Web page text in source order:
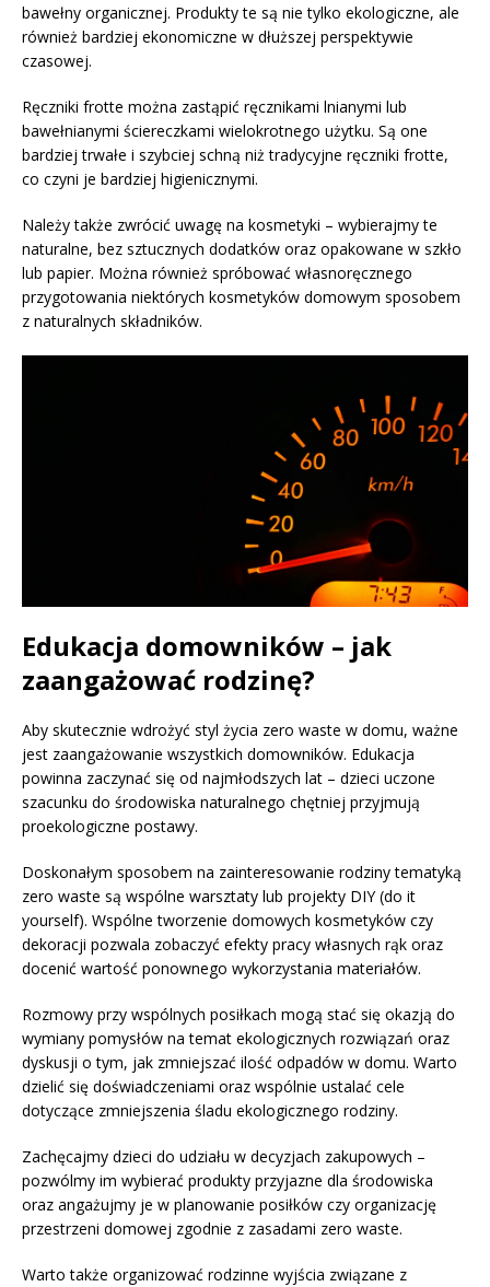
bawełny organicznej. Produkty te są nie tylko ekologiczne, ale
również bardziej ekonomiczne w dłuższej perspektywie
czasowej.
Ręczniki frotte można zastąpić ręcznikami lnianymi lub
bawełnianymi ściereczkami wielokrotnego użytku. Są one
bardziej trwałe i szybciej schną niż tradycyjne ręczniki frotte,
co czyni je bardziej higienicznymi.
Należy także zwrócić uwagę na kosmetyki – wybierajmy te
naturalne, bez sztucznych dodatków oraz opakowane w szkło
lub papier. Można również spróbować własnoręcznego
przygotowania niektórych kosmetyków domowym sposobem
z naturalnych składników.
Edukacja domowników – jak
zaangażować rodzinę?
Aby skutecznie wdrożyć styl życia zero waste w domu, ważne
jest zaangażowanie wszystkich domowników. Edukacja
powinna zaczynać się od najmłodszych lat – dzieci uczone
szacunku do środowiska naturalnego chętniej przyjmują
proekologiczne postawy.
Doskonałym sposobem na zainteresowanie rodziny tematyką
zero waste są wspólne warsztaty lub projekty DIY (do it
yourself). Wspólne tworzenie domowych kosmetyków czy
dekoracji pozwala zobaczyć efekty pracy własnych rąk oraz
docenić wartość ponownego wykorzystania materiałów.
Rozmowy przy wspólnych posiłkach mogą stać się okazją do
wymiany pomysłów na temat ekologicznych rozwiązań oraz
dyskusji o tym, jak zmniejszać ilość odpadów w domu. Warto
dzielić się doświadczeniami oraz wspólnie ustalać cele
dotyczące zmniejszenia śladu ekologicznego rodziny.
Zachęcajmy dzieci do udziału w decyzjach zakupowych –
pozwólmy im wybierać produkty przyjazne dla środowiska
oraz angażujmy je w planowanie posiłków czy organizację
przestrzeni domowej zgodnie z zasadami zero waste.
Warto także organizować rodzinne wyjścia związane z